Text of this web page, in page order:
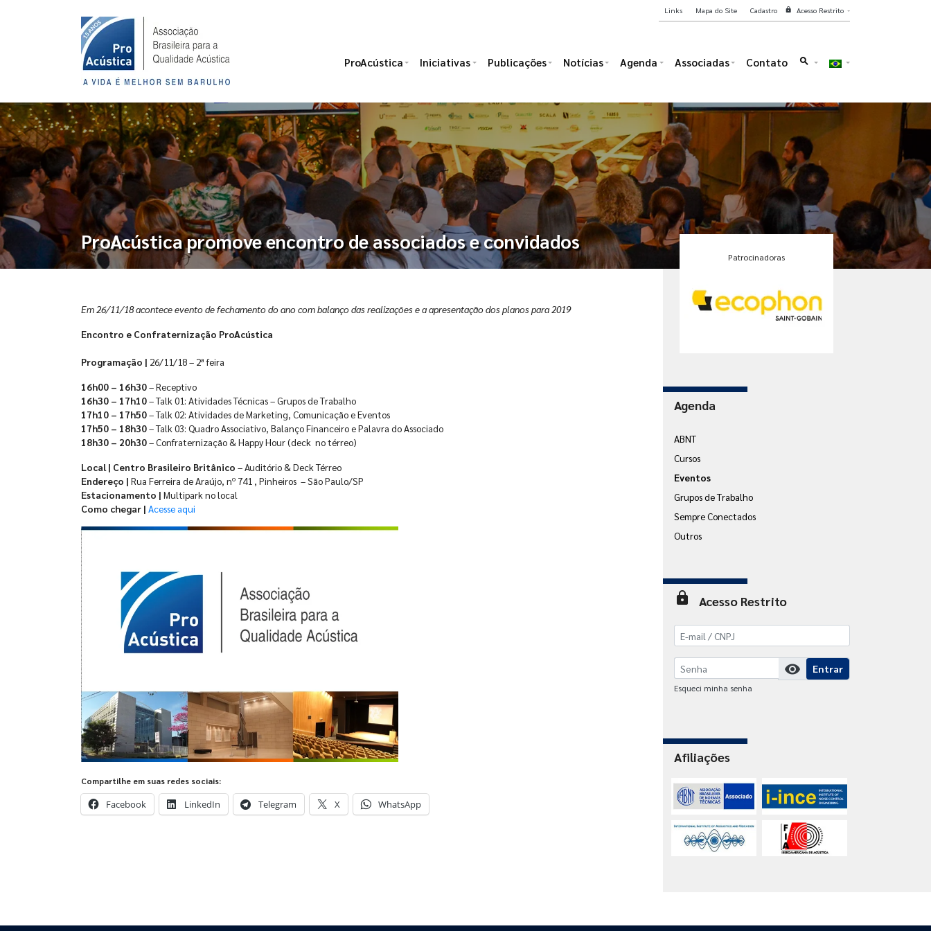
ProAcústica Iniciativas Publicações Notícias Agenda Associadas Contato search
Links Mapa do Site Cadastro lock Acesso Restrito
ProAcústica promove encontro de associados e convidados
Em 26/11/18 acontece evento de fechamento do ano com balanço das realizações e a apresentação dos planos para 2019
Encontro e Confraternização ProAcústica
Programação | 26/11/18 – 2ª feira
16h00 – 16h30– Receptivo
16h30 – 17h10– Talk 01: Atividades Técnicas – Grupos de Trabalho
17h10 – 17h50– Talk 02: Atividades de Marketing, Comunicação e Eventos
17h50 – 18h30– Talk 03: Quadro Associativo, Balanço Financeiro e Palavra do Associado
18h30 – 20h30– Confraternização & Happy Hour (deck no térreo)
Local | Centro Brasileiro Britânico – Auditório & Deck Térreo
Endereço | Rua Ferreira de Araújo, nº 741 , Pinheiros – São Paulo/SP
Estacionamento | Multipark no local
Como chegar | Acesse aqui
Compartilhe em suas redes sociais:
Facebook LinkedIn Telegram X WhatsApp
Patrocinadoras
Agenda
ABNT
Cursos
Eventos
Grupos de Trabalho
Sempre Conectados
Outros
lock Acesso Restrito
visibility Entrar
Esqueci minha senha
Afiliações